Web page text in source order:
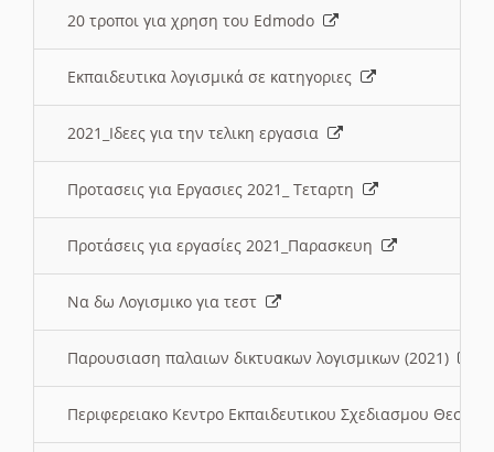
20 τροποι για χρηση του Edmodo
Εκπαιδευτικα λογισμικά σε κατηγοριες
2021_Ιδεες για την τελικη εργασια
Προτασεις για Εργασιες 2021_ Τεταρτη
Προτάσεις για εργασίες 2021_Παρασκευη
Να δω Λογισμικο για τεστ
Παρουσιαση παλαιων δικτυακων λογισμικων (2021)
Περιφερειακο Κεντρο Εκπαιδευτικου Σχεδιασμου